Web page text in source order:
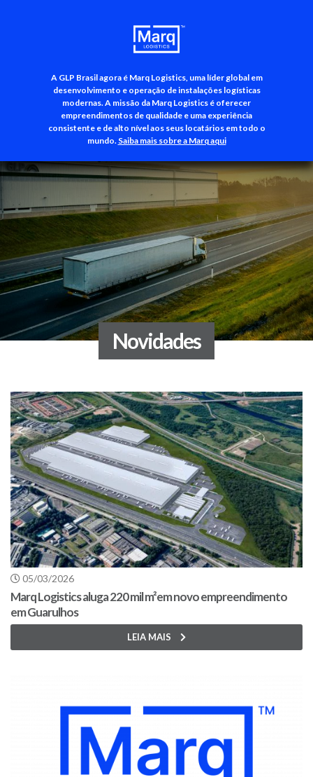
A GLP Brasil agora é Marq Logistics, uma líder global em
desenvolvimento e operação de instalações logísticas
modernas. A missão da Marq Logistics é oferecer
empreendimentos de qualidade e uma experiência
consistente e de alto nível aos seus locatários em todo o
mundo. Saiba mais sobre a Marq aqui
+55 (11) 3500-3700
Novidades
05/03/2026
Marq Logistics aluga 220 mil m²em novo empreendimento
em Guarulhos
LEIA MAIS